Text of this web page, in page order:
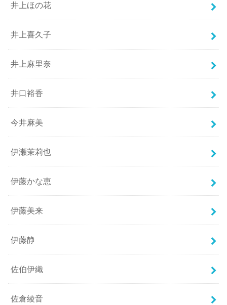
井上ほの花
井上喜久子
井上麻里奈
井口裕香
今井麻美
伊瀬茉莉也
伊藤かな恵
伊藤美来
伊藤静
佐伯伊織
佐倉綾音